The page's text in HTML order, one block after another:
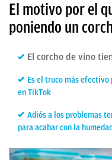
El motivo por el
poniendo un
El corcho de vino
Es el truco más
en TikTok
Adiós a los problemas
para acabar con la humedad